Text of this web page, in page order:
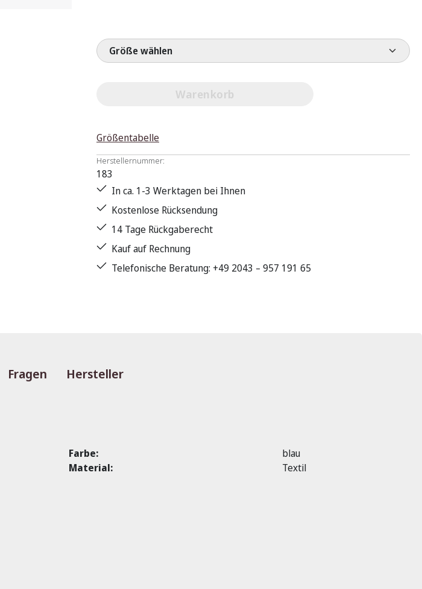
Größe wählen
Warenkorb
Größentabelle
Herstellernummer:
183
In ca. 1-3 Werktagen bei Ihnen
Kostenlose Rücksendung
14 Tage Rückgaberecht
Kauf auf Rechnung
Telefonische Beratung: +49 2043 – 957 191 65
Fragen Hersteller
Farbe:
blau
Material:
Textil